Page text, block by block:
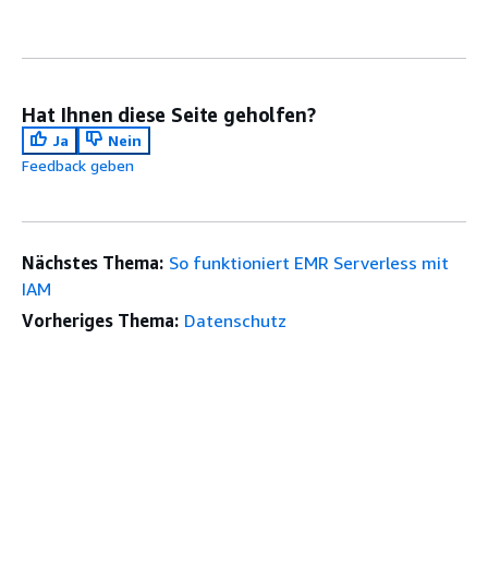
Hat Ihnen diese Seite geholfen?
Ja
Nein
Feedback geben
Nächstes Thema: So funktioniert EMR Serverless mit
IAM
Vorheriges Thema: Datenschutz